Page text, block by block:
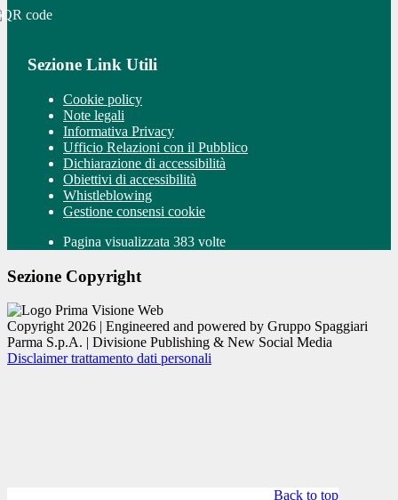
Sezione Link Utili
Cookie policy
Note legali
Informativa Privacy
Ufficio Relazioni con il Pubblico
Dichiarazione di accessibilità
Obiettivi di accessibilità
Whistleblowing
Gestione consensi cookie
Pagina visualizzata 383 volte
Sezione Copyright
Copyright 2026 | Engineered and powered by Gruppo Spaggiari
Parma S.p.A. | Divisione Publishing & New Social Media
Disclaimer trattamento dati personali
Back to top